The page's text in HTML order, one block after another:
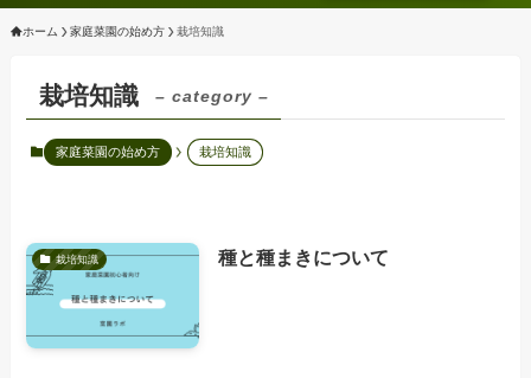
ホーム 家庭菜園の始め方 栽培知識
栽培知識 – category –
家庭菜園の始め方 栽培知識
栽培知識 種と種まきについて